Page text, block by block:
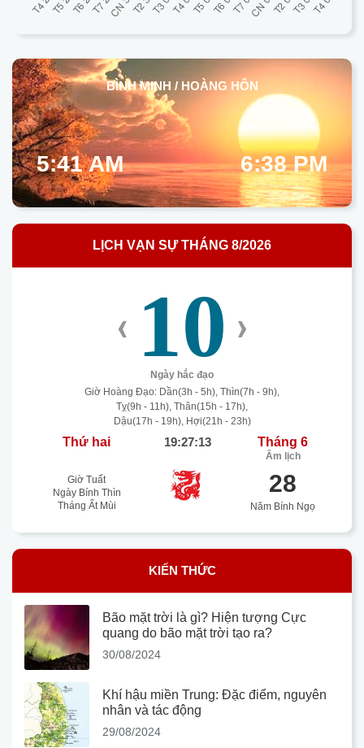
BÌNH MINH / HOÀNG HÔN
5:41 AM 6:38 PM
LỊCH VẠN SỰ THÁNG 8/2026
‹ 10 ›
Ngày hắc đạo
Giờ Hoàng Đạo: Dần(3h - 5h), Thìn(7h - 9h),
Tỵ(9h - 11h), Thân(15h - 17h),
Dậu(17h - 19h), Hợi(21h - 23h)
Thứ hai 19:27:13 Tháng 6
Âm lịch
Giờ Tuất
Ngày Bính Thìn
Tháng Ất Mùi
28
Năm Bính Ngọ
KIẾN THỨC
Bão mặt trời là gì? Hiện tượng Cực
quang do bão mặt trời tạo ra?
30/08/2024
Khí hậu miền Trung: Đặc điểm, nguyên
nhân và tác động
29/08/2024